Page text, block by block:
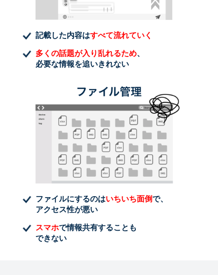
記載した内容はすべて流れていく
多くの話題が入り乱れるため、
必要な情報を追いきれない
ファイルにするのはいちいち面倒で、
アクセス性が悪い
スマホで情報共有することも
できない